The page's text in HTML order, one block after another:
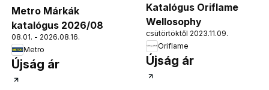
Metro Márkák
katalógus 2026/08
08.01. - 2026.08.16.
Metro
Újság ár
Katalógus Oriflame
Wellosophy
csütörtöktől 2023.11.09.
Oriflame
Újság ár